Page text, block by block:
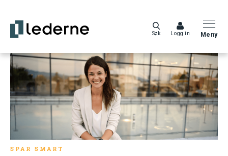
Søk Logg in Meny
SPAR SMART